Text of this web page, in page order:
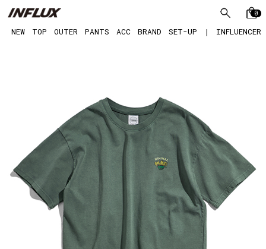
0
NEW TOP OUTER PANTS ACC BRAND SET-UP | INFLUENCER